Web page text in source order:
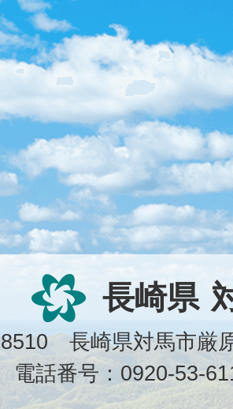
長崎県
8510 長崎県対馬市
電話番号：0920-53-